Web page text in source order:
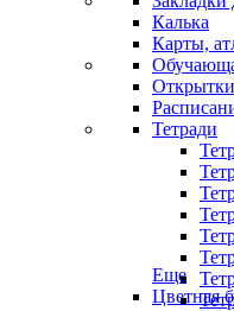
Калька
Карты,
Открытки
Тетради
Еще
Цветная